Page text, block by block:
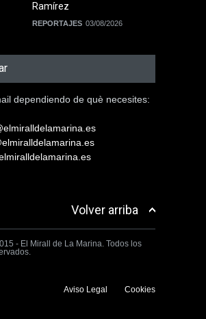
Ramírez
REPORTAJES 03/08/2026
dependiendo de què necesites:
Volver arriba
- El Mirall de La Marina. Todos los
Aviso Legal Cookies